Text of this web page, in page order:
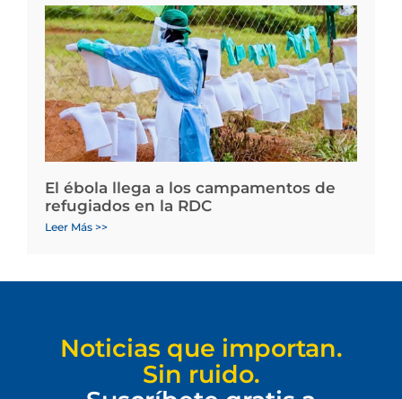
El ébola llega a los campamentos de
refugiados en la RDC
Leer Más >>
Noticias que importan.
Sin ruido.